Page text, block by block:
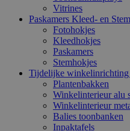
Vitrines
Paskamers Kleed- en
Fotohokjes
Kleedhokjes
Paskamers
Stemhokjes
Tijdelijke
Plantenbakken
Winkelinterieur alu
Winkelinterieur
Balies toonbanken
Inpaktafels